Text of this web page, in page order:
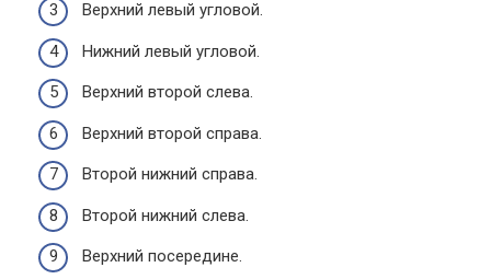
Верхний левый угловой.
Нижний левый угловой.
Верхний второй слева.
Верхний второй справа.
Второй нижний справа.
Второй нижний слева.
Верхний посередине.